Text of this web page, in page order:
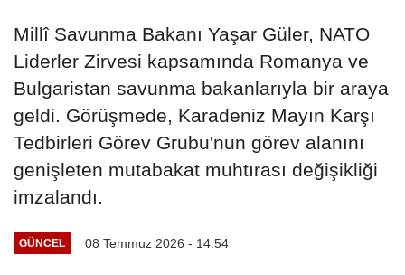
Millî Savunma Bakanı Yaşar Güler, NATO
Liderler Zirvesi kapsamında Romanya ve
Bulgaristan savunma bakanlarıyla bir araya
geldi. Görüşmede, Karadeniz Mayın Karşı
Tedbirleri Görev Grubu'nun görev alanını
genişleten mutabakat muhtırası değişikliği
imzalandı.
GÜNCEL 08 Temmuz 2026 - 14:54